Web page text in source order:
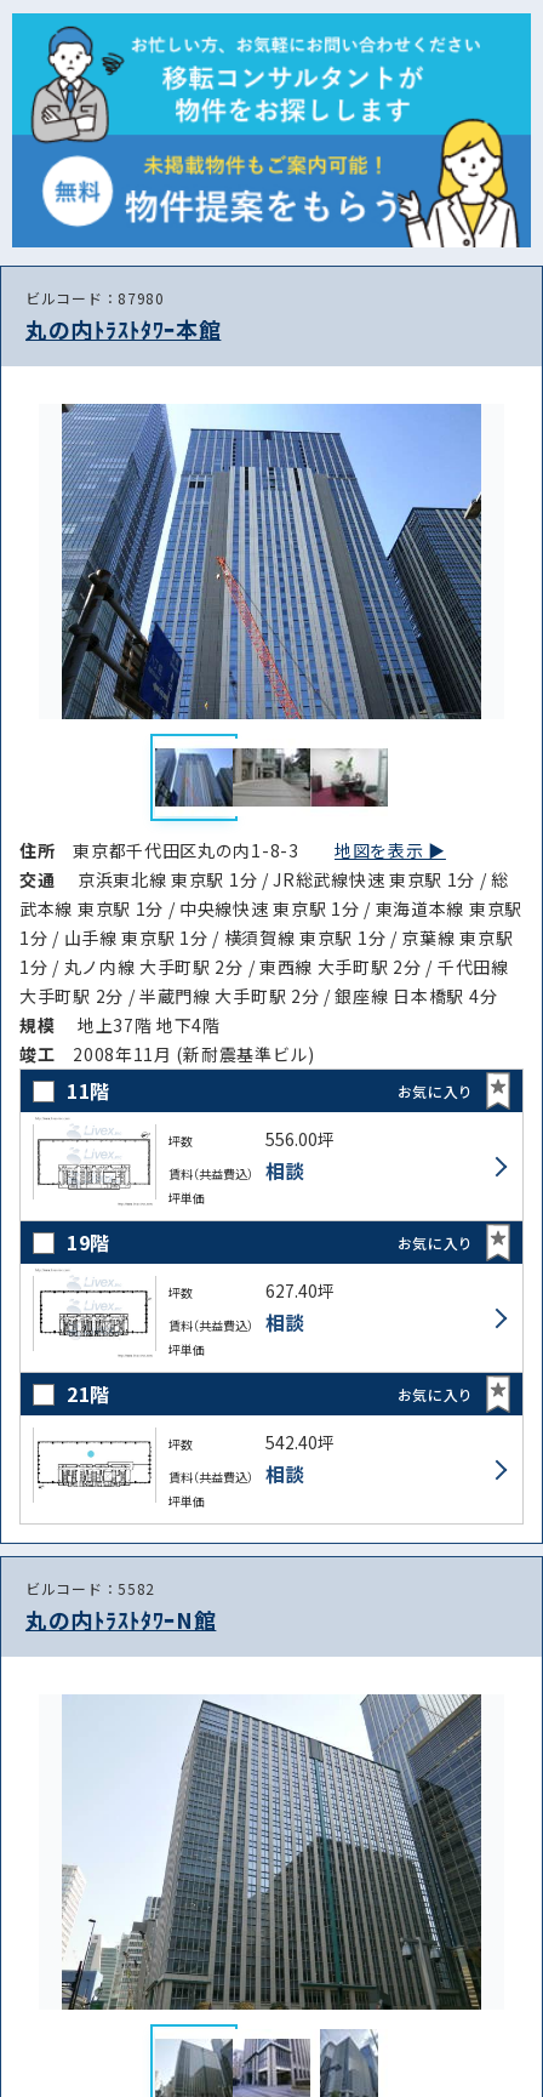
ビルコード：87980
丸の内ﾄﾗｽﾄﾀﾜｰ本館
住所東京都千代田区丸の内1-8-3地図を表示 ▶︎
交通
京浜東北線 東京駅 1分 / JR総武線快速 東京駅 1分 / 総
武本線 東京駅 1分 / 中央線快速 東京駅 1分 / 東海道本線 東京駅
1分 / 山手線 東京駅 1分 / 横須賀線 東京駅 1分 / 京葉線 東京駅
1分 / 丸ノ内線 大手町駅 2分 / 東西線 大手町駅 2分 / 千代田線
大手町駅 2分 / 半蔵門線 大手町駅 2分 / 銀座線 日本橋駅 4分
規模
地上37階 地下4階
竣⼯ 2008年11月 (新耐震基準ビル)
11階 お気に入り
坪数 556.00坪
賃料（共益費込） 相談
坪単価
19階 お気に入り
坪数 627.40坪
賃料（共益費込） 相談
坪単価
21階 お気に入り
坪数 542.40坪
賃料（共益費込） 相談
坪単価
ビルコード：5582
丸の内ﾄﾗｽﾄﾀﾜｰN館